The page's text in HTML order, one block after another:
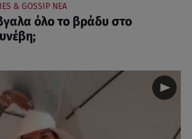
& GOSSIP ΝΕΑ
όλο το βράδυ στο